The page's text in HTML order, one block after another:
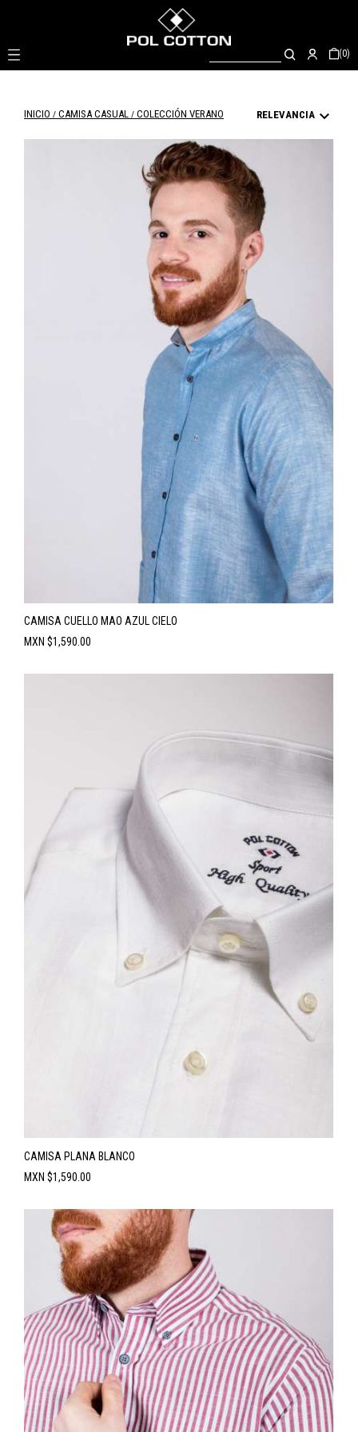
(0)
INICIO CAMISA CASUAL COLECCIÓN VERANO RELEVANCIA 
CAMISA CUELLO MAO AZUL CIELO
Precio
MXN $1,590.00
CAMISA PLANA BLANCO
Precio
MXN $1,590.00